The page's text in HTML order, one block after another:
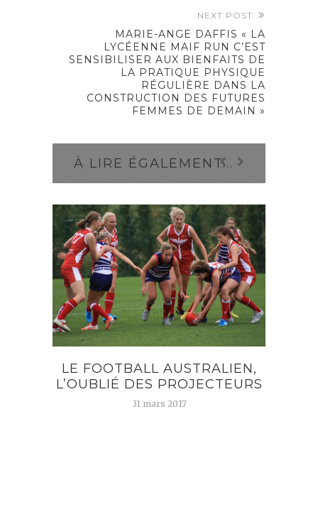
NEXT POST
MARIE-ANGE DAFFIS « LA
LYCÉENNE MAIF RUN C’EST
SENSIBILISER AUX BIENFAITS DE
LA PRATIQUE PHYSIQUE
RÉGULIÈRE DANS LA
CONSTRUCTION DES FUTURES
FEMMES DE DEMAIN »
À LIRE ÉGALEMENT...
LE FOOTBALL AUSTRALIEN,
L’OUBLIÉ DES PROJECTEURS
31 mars 2017